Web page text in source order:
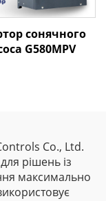
сонячного
G580MPV
Co., Ltd.
рішень із
максимально